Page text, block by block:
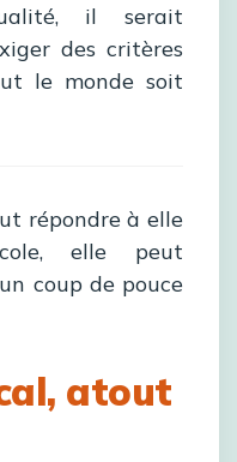
il serait
des critères
le monde soit
répondre à elle
elle peut
coup de pouce
atout